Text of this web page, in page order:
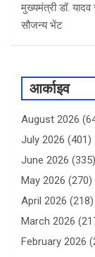
मुख्यमंत्री डॉ.
सौजन्य भेंट
आर्काइव
August 2026
July 2026 (401)
June 2026 (335)
May 2026 (270)
April 2026 (218)
March 2026
February 2026